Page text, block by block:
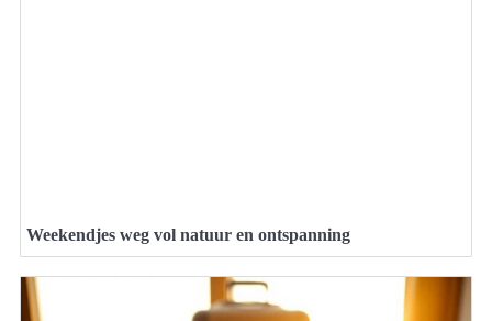
Weekendjes weg vol natuur en ontspanning